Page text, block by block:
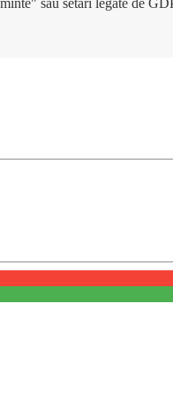
sau setări legate de